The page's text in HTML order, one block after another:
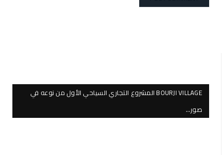
BOURJI VILLAGE المشروع التجاري السياحي الأول من نوعه في
صور…